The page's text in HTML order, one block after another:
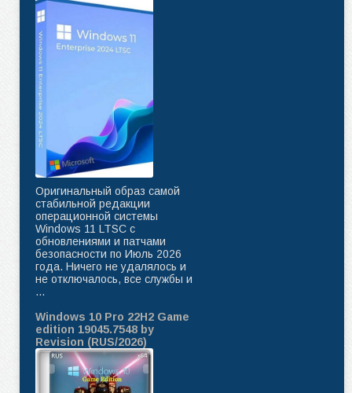
Оригинальный образ самой
стабильной редакции
операционной системы
Windows 11 LTSC с
обновлениями и патчами
безопасности по Июль 2026
года. Ничего не удалялось и
не отключалось, все службы и
...
Windows 10 Pro 22H2 Game
edition 19045.7548 by
Revision (RUS/2026)